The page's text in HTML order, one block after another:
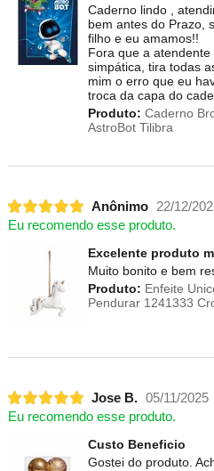
Caderno lindo ,
bem antes do Prazo,
filho e eu amamos!!
Fora que a
simpática, tira todas
mim o erro que eu
troca da capa do
Produto: Caderno
AstroBot Tilibra
Anônimo
22/12/
Eu recomendo esse produto.
Excelente produto
Muito bonito e bem
Produto: Enfeite
Pendurar 1241333
Jose B. 05/11/2025
Eu recomendo esse produto.
Custo Beneficio
Gostei do produto.